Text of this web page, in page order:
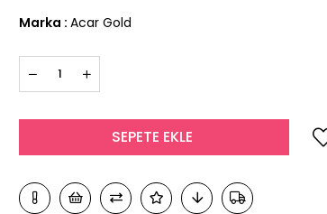
Marka : Acar Gold